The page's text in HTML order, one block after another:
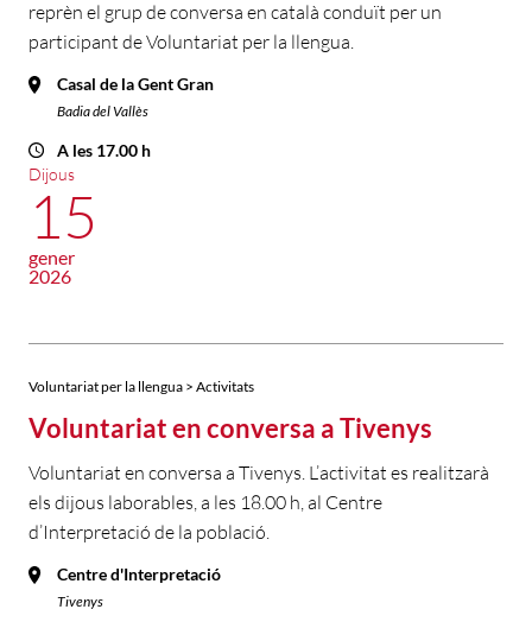
reprèn el grup de conversa en català conduït per un
participant de Voluntariat per la llengua.
Casal de la Gent Gran
Badia del Vallès
A les 17.00 h
Dijous
15
gener
2026
Voluntariat per la llengua > Activitats
Voluntariat en conversa a Tivenys
Voluntariat en conversa a Tivenys. L’activitat es realitzarà
els dijous laborables, a les 18.00 h, al Centre
d’Interpretació de la població.
Centre d'Interpretació
Tivenys